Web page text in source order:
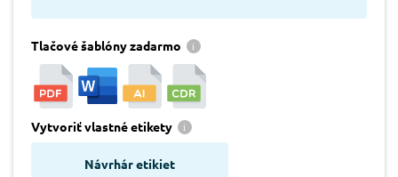
Tlačové šablóny zadarmo
Vytvoriť vlastné etikety
Návrhár etikiet